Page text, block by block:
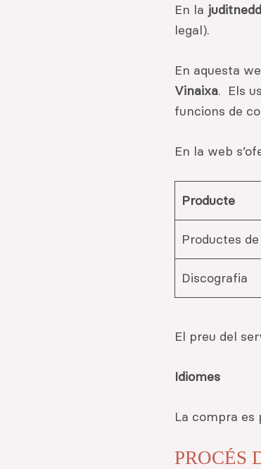
En la
legal).
En aquesta
Vinaixa. Els
funcions de
En la web
Producte
Productes
Discografia
El preu del
Idiomes
La compra es
PROCÉS